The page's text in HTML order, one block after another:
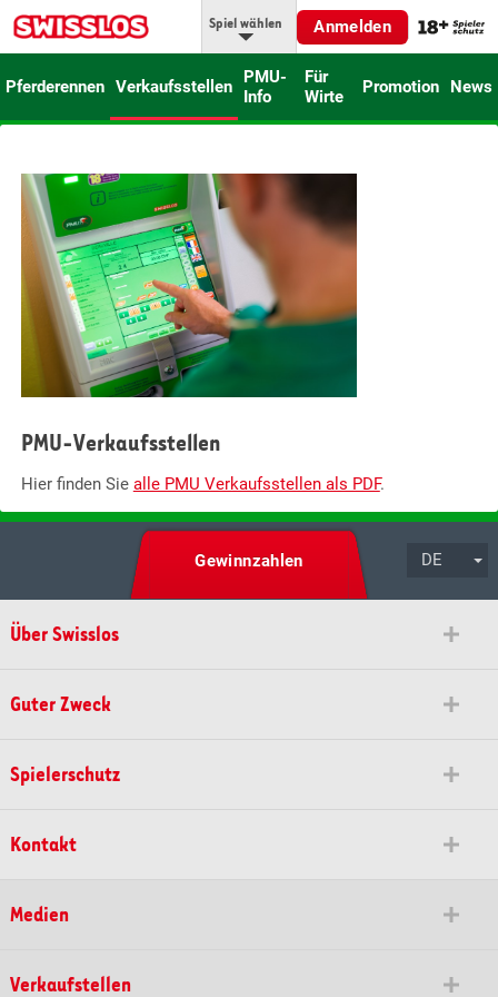
Spiel wählen Anmelden
Pferderennen Verkaufsstellen
PMU-
Info
Für
Wirte
Promotion News
PMU-Verkaufsstellen
Hier finden Sie alle PMU Verkaufsstellen als PDF.
DE
Gewinnzahlen
Über Swisslos
Guter Zweck
Spielerschutz
Kontakt
Medien
Verkaufstellen